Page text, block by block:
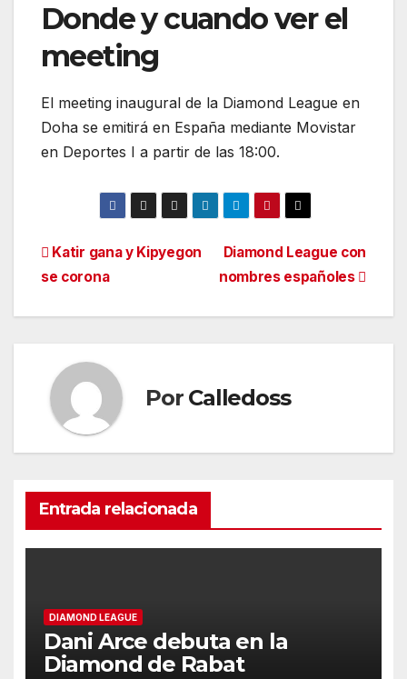
Donde y cuando ver el
meeting
El meeting inaugural de la Diamond League en
Doha se emitirá en España mediante Movistar
en Deportes I a partir de las 18:00.
Navegación
Diamond League con
nombres españoles
Katir gana y Kipyegon
se corona
Por Calledoss
Entrada relacionada
DIAMOND LEAGUE
Dani Arce debuta en la
Diamond de Rabat